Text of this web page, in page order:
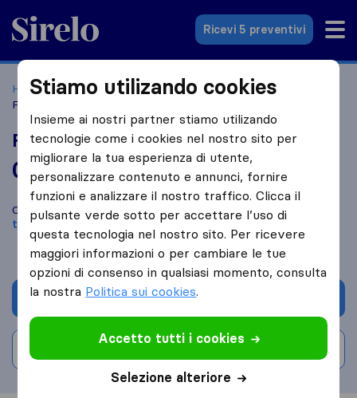
Sirelo.it
Ricevi 5 preventivi
Home Le 10 migliori aziende di traslochi in Italia
Fed Traslochi e Deposito
Fed Traslochi e Deposito
0,0 basato su 0
recensioni di Sirelo e Google
i
Confronta Fed Traslochi e Deposito con altre aziende di
traslochidiRoma
Chiedi preventivo
Stiamo utilizando cookies
Insieme ai nostri partner stiamo utilizando
tecnologie come i cookies nel nostro sito per
migliorare la tua esperienza di utente,
personalizzare contenuto e annunci, fornire
funzioni e analizzare il nostro traffico. Clicca il
pulsante verde sotto per accettare l’uso di
questa tecnologia nel nostro sito. Per ricevere
maggiori informazioni o per cambiare le tue
opzioni di consenso in qualsiasi momento, consulta
la nostra Politica sui cookies.
Accetto tutti i cookies
Selezione alteriore